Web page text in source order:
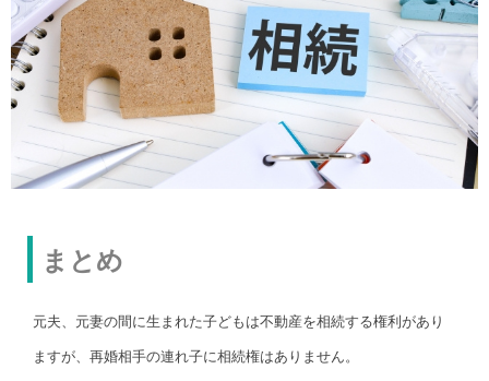
まとめ
元夫、元妻の間に生まれた子どもは不動産を相続する権利があり
ますが、再婚相手の連れ子に相続権はありません。